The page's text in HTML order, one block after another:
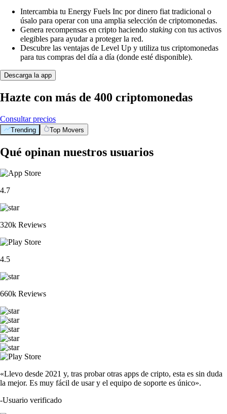
Intercambia tu Energy Fuels Inc por dinero fiat tradicional o
úsalo para operar con una amplia selección de criptomonedas.
Genera recompensas en cripto haciendo staking con tus activos
elegibles para ayudar a proteger la red.
Descubre las ventajas de Level Up y utiliza tus criptomonedas
para tus compras del día a día (donde esté disponible).
Descarga la app
Hazte con más de 400 criptomonedas
Consultar precios
Trending Top Movers
Qué opinan nuestros usuarios
4.7
320k Reviews
4.5
660k Reviews
«Llevo desde 2021 y, tras probar otras apps de cripto, esta es sin duda
la mejor. Es muy fácil de usar y el equipo de soporte es único».
-Usuario verificado